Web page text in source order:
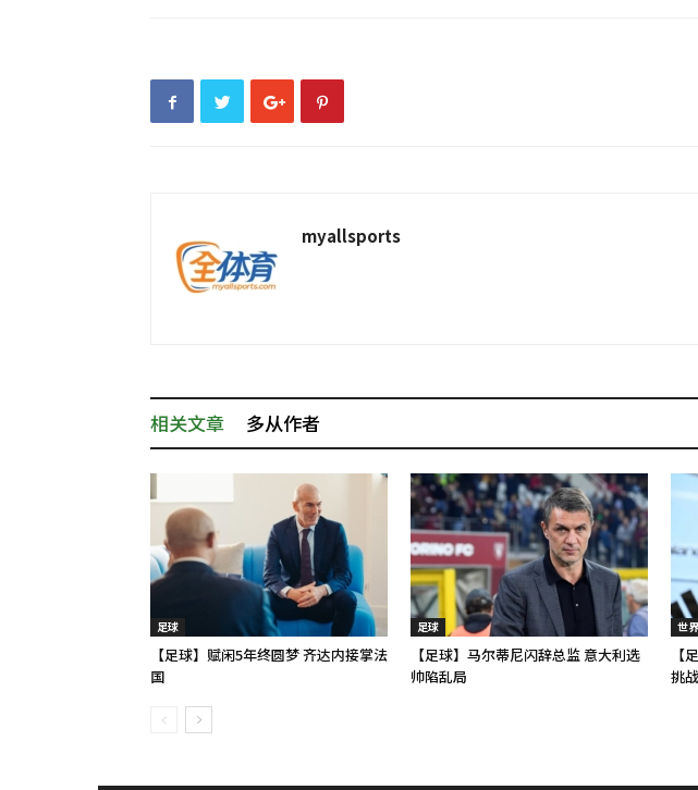
myallsports
相关文章 多从作者
足球
【足球】赋闲5年终圆梦 齐达内接掌法
国
足球
【足球】马尔蒂尼闪辞总监 意大利选
帅陷乱局
世
【
挑战